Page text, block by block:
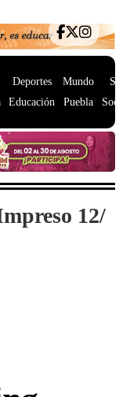
Deportes
Educación
Mundo
Puebla
12/